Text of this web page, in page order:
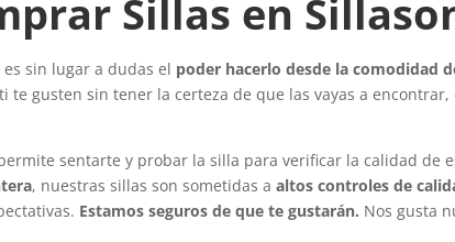
Sillas en
sin lugar a dudas el poder hacerlo desde la comodidad
te gusten sin tener la certeza de que las vayas a
sentarte y probar la silla para verificar la calidad de
, nuestras sillas son sometidas aaltos controles de
Estamos seguros de que te gustarán. Nos gusta